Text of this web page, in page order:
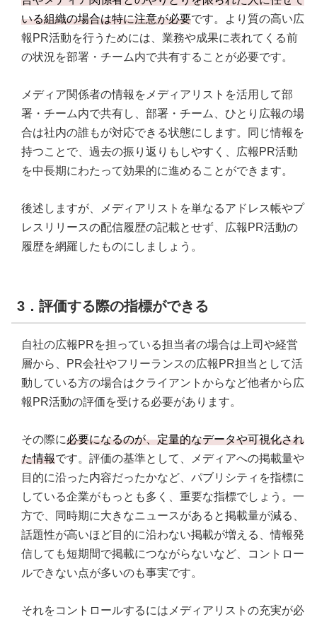
いる組織の場合は特に注意が必要です。より質の高い広
報PR活動を行うためには、業務や成果に表れてくる前
の状況を部署・チーム内で共有することが必要です。
メディア関係者の情報をメディアリストを活用して部
署・チーム内で共有し、部署・チーム、ひとり広報の場
合は社内の誰もが対応できる状態にします。同じ情報を
持つことで、過去の振り返りもしやすく、広報PR活動
を中長期にわたって効果的に進めることができます。
後述しますが、メディアリストを単なるアドレス帳やプ
レスリリースの配信履歴の記載とせず、広報PR活動の
履歴を網羅したものにしましょう。
3．評価する際の指標ができる
自社の広報PRを担っている担当者の場合は上司や経営
層から、PR会社やフリーランスの広報PR担当として活
動している方の場合はクライアントからなど他者から広
報PR活動の評価を受ける必要があります。
その際に必要になるのが、定量的なデータや可視化され
た情報です。評価の基準として、メディアへの掲載量や
目的に沿った内容だったかなど、パブリシティを指標に
している企業がもっとも多く、重要な指標でしょう。一
方で、同時期に大きなニュースがあると掲載量が減る、
話題性が高いほど目的に沿わない掲載が増える、情報発
信しても短期間で掲載につながらないなど、コントロー
ルできない点が多いのも事実です。
それをコントロールするにはメディアリストの充実が必